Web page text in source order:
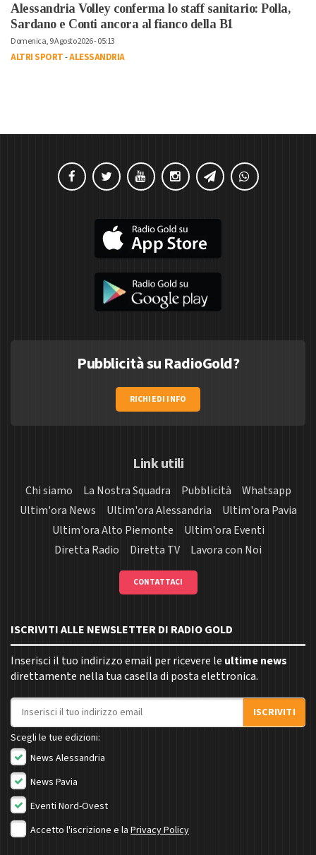
Alessandria Volley conferma lo staff sanitario: Polla,
Sardano e Conti ancora al fianco della B1
Domenica, 9 Agosto 2026 - 05:13
ALTRI SPORT-ALESSANDRIA
Pubblicità su RadioGold?
RICHIEDI INFO
Link utili
Chi siamo La Nostra Squadra Pubblicità
Whatsapp
Ultim'ora News
Ultim'ora Alessandria
Ultim'ora Pavia
Ultim'ora Alto Piemonte
Ultim'ora Eventi
Diretta Radio
Diretta TV Lavora con Noi
CONTATTACI
ISCRIVITI ALLE NEWSLETTER DI RADIO GOLD
Inserisci il tuo indirizzo email per ricevere le ultime news
direttamente nella tua casella di posta elettronica.
Indirizzo email
ISCRIVITI
Scegli le tue edizioni:
News Alessandria
News Pavia
Eventi Nord-Ovest
Accetto l'iscrizione e la Privacy Policy